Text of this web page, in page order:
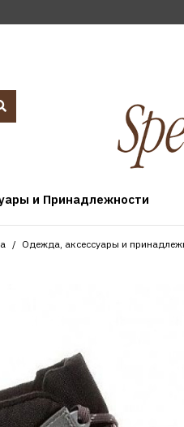
и Принадлежности
Одежда, аксессуары и